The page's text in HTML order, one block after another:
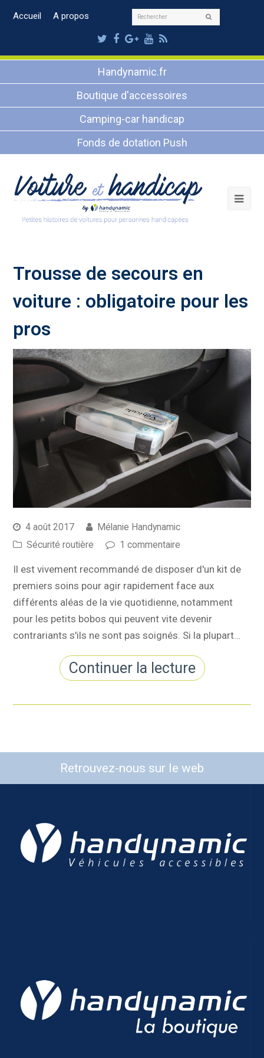
Accueil A propos Rechercher
Twitter
Facebook
Google
Plus
Youtube
RSS
Handynamic.fr
Boutique d'accessoires
Camping-car handicap
Fonds de dotation Push
Trousse de secours en
voiture : obligatoire pour les
pros
4 août 2017
Mélanie Handynamic
Sécurité routière
1 commentaire
Il est vivement recommandé de disposer d'un kit de
premiers soins pour agir rapidement face aux
différents aléas de la vie quotidienne, notamment
pour les petits bobos qui peuvent vite devenir
contrariants s'ils ne sont pas soignés. Si la plupart…
Continuer la lecture
Retrouvez-nous sur le web